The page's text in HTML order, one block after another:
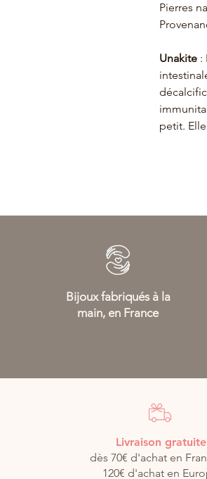
Pierres
Unakite :
petit.
Bijoux fabriqués à la
main, en France
Livraison gratuite
dès 70€ d'achat en
120€ d'achat en